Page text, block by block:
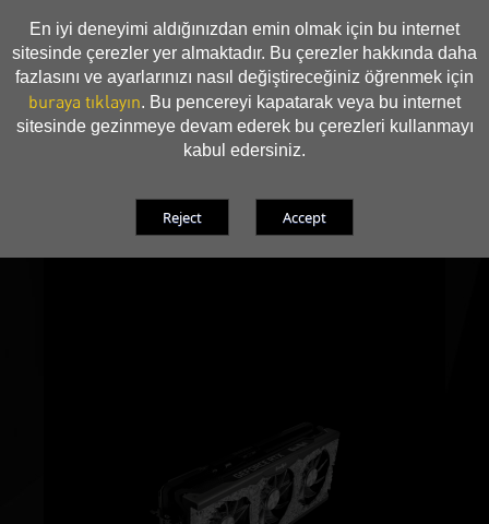
En iyi deneyimi aldığınızdan emin olmak için bu internet
sitesinde çerezler yer almaktadır. Bu çerezler hakkında daha
fazlasını ve ayarlarınızı nasıl değiştireceğiniz öğrenmek için
buraya tıklayın. Bu pencereyi kapatarak veya bu internet
sitesinde gezinmeye devam ederek bu çerezleri kullanmayı
kabul edersiniz.